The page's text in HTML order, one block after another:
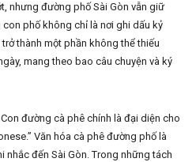
nhưng đường phố Sài Gòn vẫn giữ
phố không chỉ là nơi ghi dấu kỷ
thành một phần không thể thiếu
mang theo bao câu chuyện và ký
đường cà phê chính là đại diện cho
Văn hóa cà phê đường phố là
đến Sài Gòn. Trong những tách